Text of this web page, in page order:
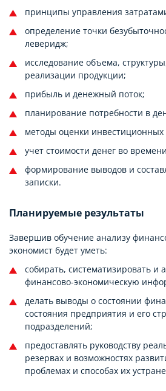
принципы управления
определение точки
леверидж;
исследование объема,
реализации продукции;
прибыль и денежный поток;
планирование потребности в
методы оценки инвестиционных
учет стоимости денег во
формирование выводов и
записки.
Планируемые результаты
Завершив обучение анализу
экономист будет уметь:
собирать, систематизировать и
финансово-экономическую
делать выводы о состоянии
состояния предприятия и его
подразделений;
предоставлять руководству
резервах и возможностях
проблемах и способах их